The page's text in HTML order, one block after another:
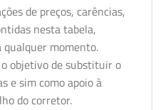
de preços, carências,
nesta tabela,
qualquer momento.
objetivo de substituir o
e sim como apoio à
do corretor.